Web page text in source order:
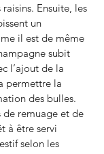
Ensuite, les
un
il est de même
subit
l’ajout de la
permettre la
des bulles.
de remuage et de
à être servi
selon les